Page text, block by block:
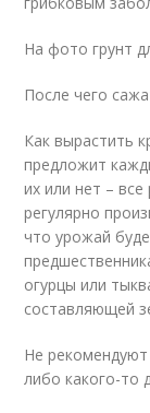
На фото грунт
После чего
Как вырастить
предложит
их или нет –
регулярно
что урожай
огурцы или
составляющей
Не рекомендуют
либо какого-то